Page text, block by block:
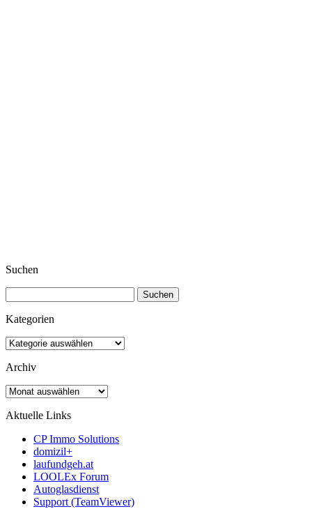
Suchen
nach:
Kategorien
Kategorien
Archiv
Archiv
Aktuelle Links
CP Immo Solutions
domizil+
laufundgeh.at
LOOLEx Forum
Autoglasdienst
Support (TeamViewer)